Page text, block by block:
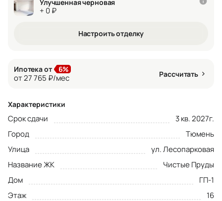
Улучшенная черновая
+ 0 ₽
Настроить отделку
Ипотека от 6%
от 27 765 ₽/мес Рассчитать
Характеристики
Срок сдачи
3 кв. 2027г.
Город
Тюмень
Улица
ул. Лесопарковая
Название ЖК
Чистые Пруды
Дом
ГП-1
Этаж
16